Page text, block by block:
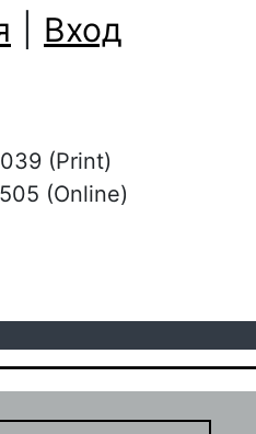
Вход
(Print)
(Online)